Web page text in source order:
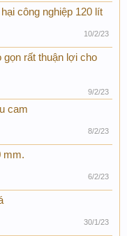
công nghiệp 120 lít
10/2/23
gọn rất thuận lợi cho
9/2/23
cam
8/2/23
mm.
6/2/23
30/1/23